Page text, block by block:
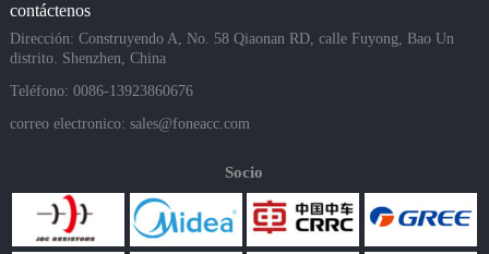
contáctenos
Dirección: Construyendo A, No. 58 Qiaonan RD, calle Fuyong, Bao Un
distrito. Shenzhen, China
Teléfono: 0086-13923860676
correo electronico: sales@foneacc.com
Socio